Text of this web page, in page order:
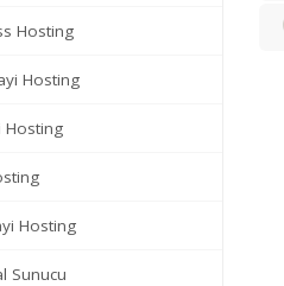
Hosting
Hosting
Hosting
Hosting
Sunucu